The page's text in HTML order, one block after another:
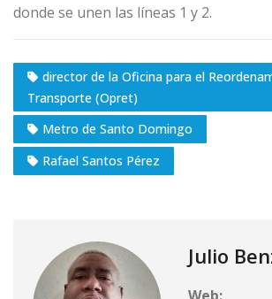
donde se unen las líneas 1 y 2.
director de la Oficina para el
Transporte (Opret)
Metro de Santo Domingo
Rafael Santos Pérez
Julio